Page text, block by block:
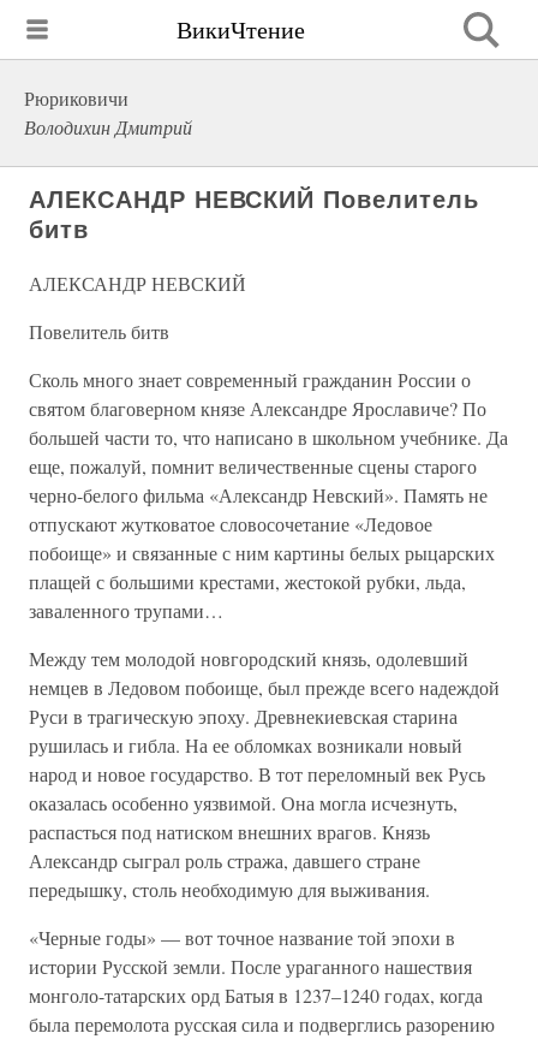
ВикиЧтение
Рюриковичи
Володихин Дмитрий
АЛЕКСАНДР НЕВСКИЙ Повелитель
битв
АЛЕКСАНДР НЕВСКИЙ
Повелитель битв
Сколь много знает современный гражданин России о
святом благоверном князе Александре Ярославиче? По
большей части то, что написано в школьном учебнике. Да
еще, пожалуй, помнит величественные сцены старого
черно-белого фильма «Александр Невский». Память не
отпускают жутковатое словосочетание «Ледовое
побоище» и связанные с ним картины белых рыцарских
плащей с большими крестами, жестокой рубки, льда,
заваленного трупами…
Между тем молодой новгородский князь, одолевший
немцев в Ледовом побоище, был прежде всего надеждой
Руси в трагическую эпоху. Древнекиевская старина
рушилась и гибла. На ее обломках возникали новый
народ и новое государство. В тот переломный век Русь
оказалась особенно уязвимой. Она могла исчезнуть,
распасться под натиском внешних врагов. Князь
Александр сыграл роль стража, давшего стране
передышку, столь необходимую для выживания.
«Черные годы» — вот точное название той эпохи в
истории Русской земли. После ураганного нашествия
монголо-татарских орд Батыя в 1237–1240 годах, когда
была перемолота русская сила и подверглись разорению